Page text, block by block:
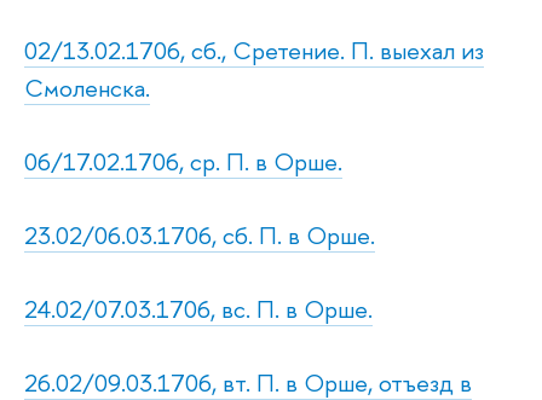
02/13.02.1706, сб., Сретение. П. выехал из
Смоленска.
06/17.02.1706, ср. П. в Орше.
23.02/06.03.1706, сб. П. в Орше.
24.02/07.03.1706, вс. П. в Орше.
26.02/09.03.1706, вт. П. в Орше, отъезд в